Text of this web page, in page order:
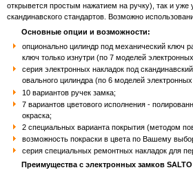
открывется простым нажатием на ручку), так и уже
скандинавского стандартов. Возможно
Основные опции и возможности:
опционально цилиндр под механический ключ
ключ только изнутри (по 7 моделей
серия электронных накладок под
овального цилиндра (по 6 моделей
10 вариантов ручек замка;
7 вариантов цветового исполнения -
окраска;
2 специальных варианта покрытия (методом
возможность покраски в цвета по Вашему
серия специальных ремонтных накладок для
Преимущества с электронных замков SALTO